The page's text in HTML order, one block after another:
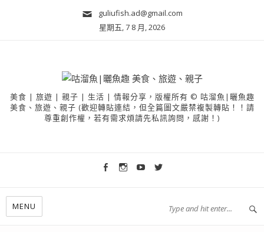
guliufish.ad@gmail.com
星期五, 7 8 月, 2026
美食 | 旅遊 | 親子 | 生活 | 情報分享，版權所有 © 咕溜魚|曬魚趣
美食、旅遊、親子 (歡迎轉貼連結，但全篇圖文嚴禁複製轉貼！！請
尊重創作權，若有需求煩請先私訊詢問，感謝！)
MENU